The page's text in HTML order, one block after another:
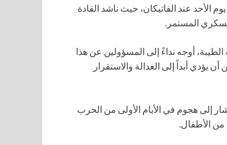
الأحد عند الفاتيكان، حيث ناشد القادة
المستمر.
أوجه نداءً إلى المسؤولين عن هذا
يؤدي أبداً إلى العدالة والاستقرار
إلى هجوم في الأيام الأولى من الحرب